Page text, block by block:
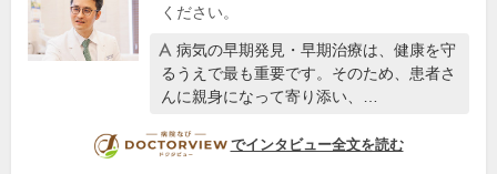
ください。
病気の早期発見・早期治療は、健康を守
るうえで最も重要です。そのため、患者さ
んに親身になって寄り添い、…
DOCTORVIEW
でインタビュー全文を読む